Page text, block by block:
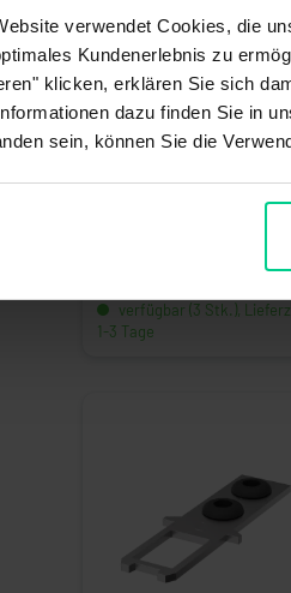
verwendet Cookies, die
Kundenerlebnis zu
klicken, erklären Sie sich
dazu finden Sie in
sein, können Sie die
ZMR1030V -
verfügbar (3 Stk.),
1-3 Tage